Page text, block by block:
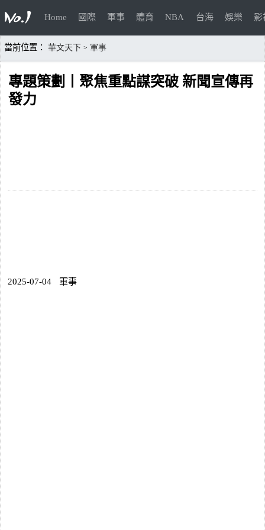
Home 國際 軍事 體育 NBA 台海 娛樂 影
當前位置： 華文天下 > 軍事
專題策劃丨聚焦重點謀突破 新聞宣傳再
發力
2025-07-04 軍事